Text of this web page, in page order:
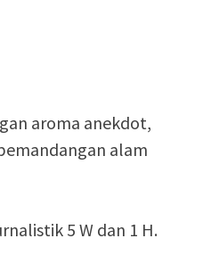
aroma anekdot,
alam
5 W dan 1 H.